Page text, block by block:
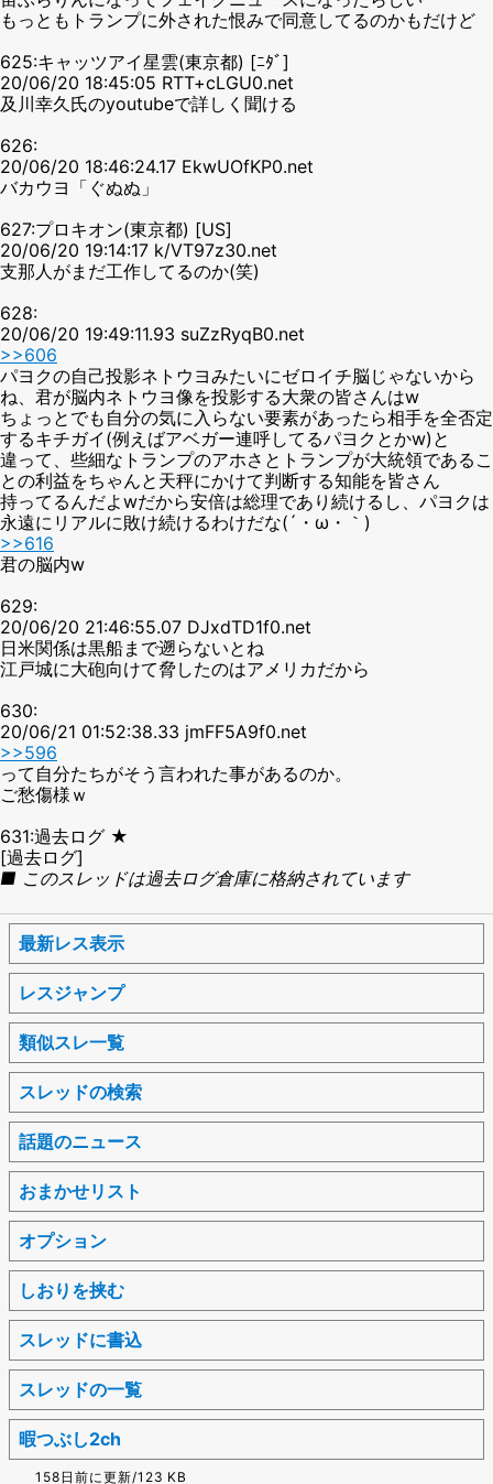
もっともトランプに外された恨みで同意してるのかもだけど
625:キャッツアイ星雲(東京都) [ﾆﾀﾞ]
20/06/20 18:45:05 RTT+cLGU0.net
及川幸久氏のyoutubeで詳しく聞ける
626:
20/06/20 18:46:24.17 EkwUOfKP0.net
バカウヨ「ぐぬぬ」
627:プロキオン(東京都) [US]
20/06/20 19:14:17 k/VT97z30.net
支那人がまだ工作してるのか(笑)
628:
20/06/20 19:49:11.93 suZzRyqB0.net
>>606
パヨクの自己投影ネトウヨみたいにゼロイチ脳じゃないから
ね、君が脳内ネトウヨ像を投影する大衆の皆さんはw
ちょっとでも自分の気に入らない要素があったら相手を全否定
するキチガイ(例えばアベガー連呼してるパヨクとかw)と
違って、些細なトランプのアホさとトランプが大統領であるこ
との利益をちゃんと天秤にかけて判断する知能を皆さん
持ってるんだよwだから安倍は総理であり続けるし、パヨクは
永遠にリアルに敗け続けるわけだな(´・ω・｀)
>>616
君の脳内w
629:
20/06/20 21:46:55.07 DJxdTD1f0.net
日米関係は黒船まで遡らないとね
江戸城に大砲向けて脅したのはアメリカだから
630:
20/06/21 01:52:38.33 jmFF5A9f0.net
>>596
って自分たちがそう言われた事があるのか。
ご愁傷様ｗ
631:過去ログ ★
[過去ログ]
■ このスレッドは過去ログ倉庫に格納されています
最新レス表示
レスジャンプ
類似スレ一覧
スレッドの検索
話題のニュース
おまかせリスト
オプション
しおりを挟む
スレッドに書込
スレッドの一覧
暇つぶし2ch
158日前に更新/123 KB